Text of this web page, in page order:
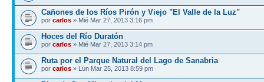
Cañones de los Ríos Pirón y Viejo "El Valle de la Luz"
por carlos » Mié Mar 27, 2013 3:16 pm
Hoces del Río Duratón
por carlos » Mié Mar 27, 2013 3:14 pm
Ruta por el Parque Natural del Lago de Sanabria
por carlos » Lun Mar 25, 2013 8:59 pm